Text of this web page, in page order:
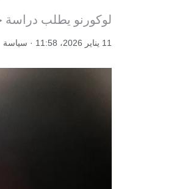
لوكورنو يطلب دراسة
11 يناير 2026، 11:58 · سياسة